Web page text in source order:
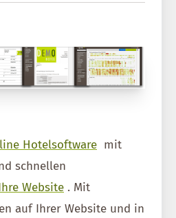
Hotelsoftware mit
schnellen
Website . Mit
auf Ihrer Website und in